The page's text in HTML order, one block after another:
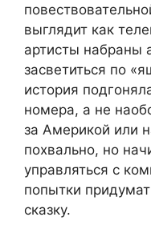
выглядит как
артисты набраны
засветиться по
история
номера, а не
за Америкой или
похвально, но
управляться с
попытки
сказку.